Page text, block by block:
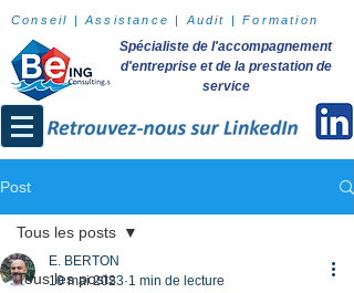
Conseil | Assistance | Audit | Formation
Spécialiste de l'accompagnement
d'entreprise et de la prestation de
service
Post
Tous les posts
Tous les posts
E. BERTON
10 mai 2023 1 min de lecture